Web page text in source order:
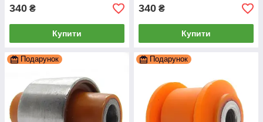
340 ₴
Купити
340 ₴
Купити
Подарунок Подарунок